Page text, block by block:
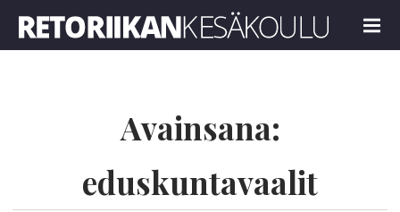
MENU
Avainsana:
eduskuntavaalit